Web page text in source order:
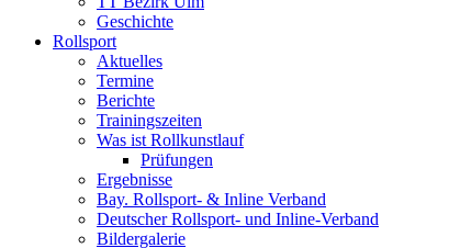
Geschichte
Rollsport
Aktuelles
Termine
Berichte
Trainingszeiten
Was ist Rollkunstlauf
Prüfungen
Ergebnisse
Bay. Rollsport- & Inline Verband
Deutscher Rollsport- und Inline-Verband
Bildergalerie